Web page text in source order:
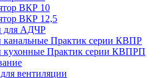
ВКР 10
ВКР 12,5
для АДЧР
канальные Практик серии КВПР
кухонные Практик серии КВПРП
вентиляции